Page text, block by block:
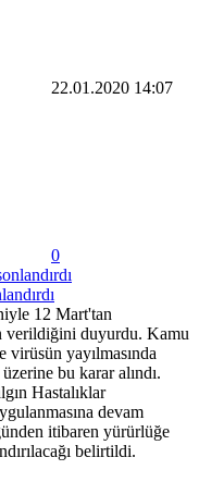
22.01.2020 14:07
0
12 Mart'tan
verildiğini duyurdu. Kamu
virüsün yayılmasında
bu karar alındı.
Hastalıklar
devam
itibaren yürürlüğe
belirtildi.